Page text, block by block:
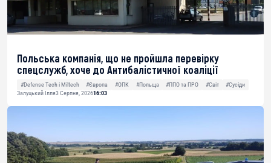
Польська компанія, що не пройшла перевірку
спецслужб, хоче до Антибалістичної коаліції
#Defense Tech і Miltech #Європа #ОПК #Польща #ППО та ПРО #Світ
#Сусіди
Залуцький Ілля3 Серпня, 202616:03